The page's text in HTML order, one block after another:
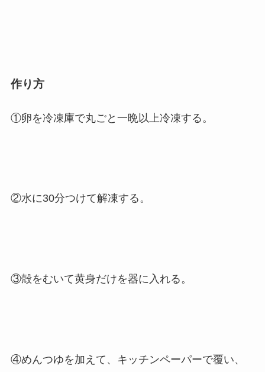
作り方
①卵を冷凍庫で丸ごと一晩以上冷凍する。
②水に30分つけて解凍する。
③殻をむいて黄身だけを器に入れる。
④めんつゆを加えて、キッチンペーパーで覆い、